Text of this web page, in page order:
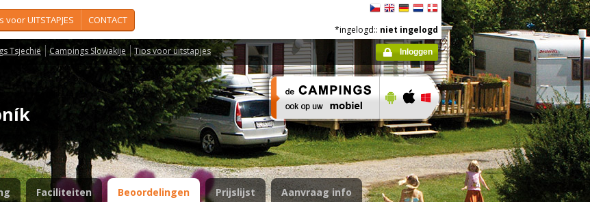
voor UITSTAPJES CONTACT
Tsjechië Campings Slowakije Tips voor uitstapjes
*ingelogd:: niet ingelogd
Inloggen
Faciliteiten Beoordelingen Prijslijst Aanvraag info